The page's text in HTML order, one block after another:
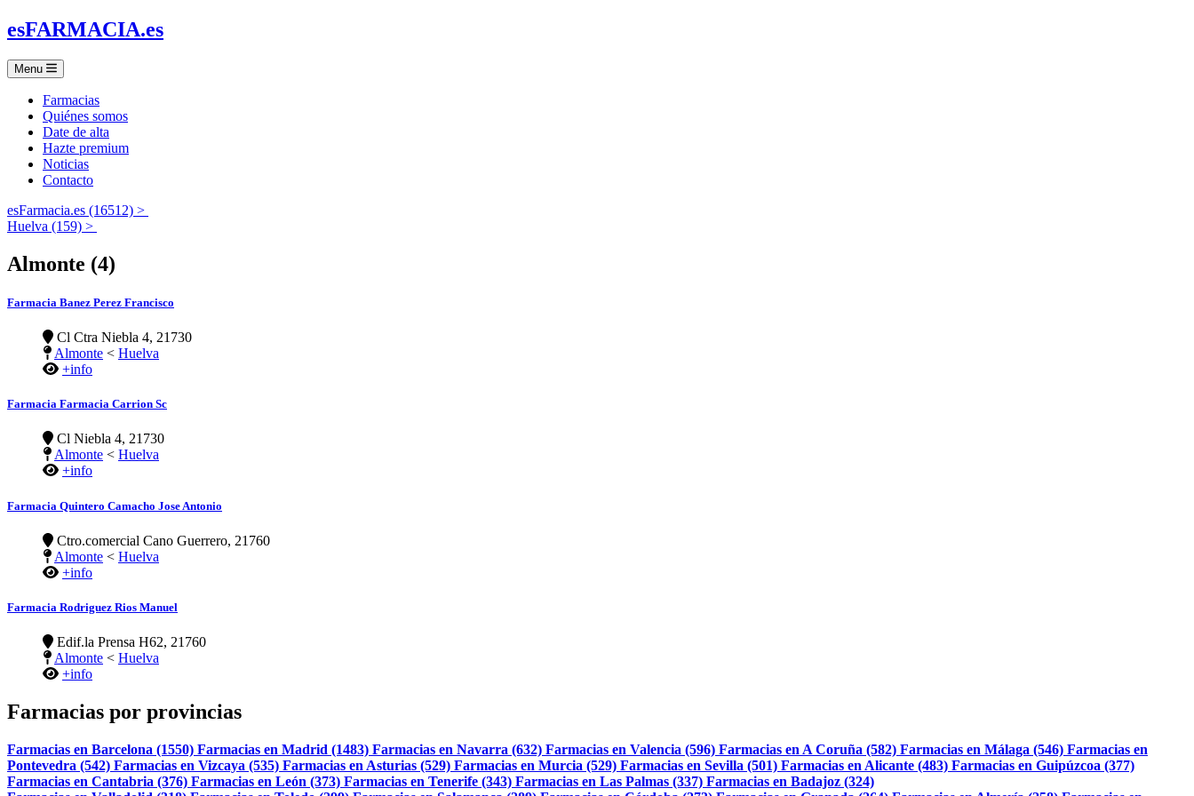
esFARMACIA.es
Menu
Farmacias
Quiénes somos
Date de alta
Hazte premium
Noticias
Contacto
esFarmacia.es (16512) >
Huelva (159) >
Almonte (4)
Farmacia Banez Perez Francisco
Cl Ctra Niebla 4, 21730
Almonte < Huelva
+info
Farmacia Farmacia Carrion Sc
Cl Niebla 4, 21730
Almonte < Huelva
+info
Farmacia Quintero Camacho Jose Antonio
Ctro.comercial Cano Guerrero, 21760
Almonte < Huelva
+info
Farmacia Rodriguez Rios Manuel
Edif.la Prensa H62, 21760
Almonte < Huelva
+info
Farmacias por provincias
Farmacias en Barcelona (1550) Farmacias en Madrid (1483) Farmacias en Navarra (632) Farmacias en Valencia (596) Farmacias en A Coruña (582) Farmacias en Málaga (546) Farmacias en
Pontevedra (542) Farmacias en Vizcaya (535) Farmacias en Asturias (529) Farmacias en Murcia (529) Farmacias en Sevilla (501) Farmacias en Alicante (483) Farmacias en Guipúzcoa (377)
Farmacias en Cantabria (376) Farmacias en León (373) Farmacias en Tenerife (343) Farmacias en Las Palmas (337) Farmacias en Badajoz (324)